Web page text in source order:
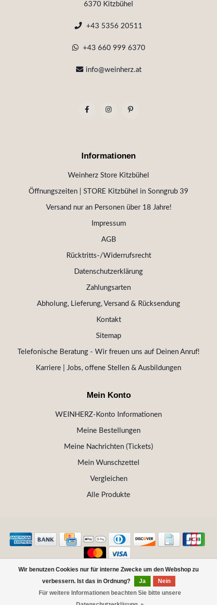
Wir benutzen Cookies nur für interne Zwecke um den Webshop zu
verbessern. Ist das in Ordnung?
Ja
Nein
Für weitere Informationen beachten Sie bitte unsere
6370 Kitzbühel
+43 5356 20511
+43 660 999 6370
info@weinherz.at
Informationen
Weinherz Store Kitzbühel
Öffnungszeiten | STORE Kitzbühel in Sonngrub 39
Versand nur an Personen über 18 Jahre!
Impressum
AGB
Rücktritts-/Widerrufsrecht
Datenschutzerklärung
Zahlungsarten
Abholung, Lieferung, Versand & Rücksendung
Kontakt
Sitemap
Telefonische Beratung - Wir freuen uns auf Deinen Anruf!
Karriere | Jobs, offene Stellen & Ausbildungen
Mein Konto
WEINHERZ-Konto Informationen
Meine Bestellungen
Meine Nachrichten (Tickets)
Mein Wunschzettel
Vergleichen
Alle Produkte
© Copyright 2026 WEINHERZ Kitzbühel - Die VINOTHEK in
FILTER